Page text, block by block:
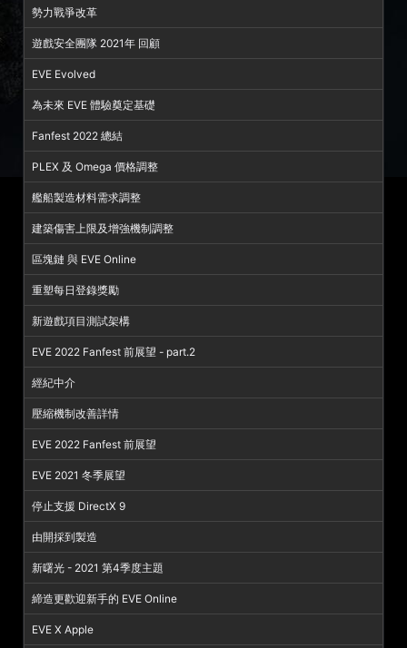
勢力戰爭改革
遊戲安全團隊 2021年 回顧
EVE Evolved
為未來 EVE 體驗奠定基礎
Fanfest 2022 總結
PLEX 及 Omega 價格調整
艦船製造材料需求調整
建築傷害上限及增強機制調整
區塊鏈 與 EVE Online
重塑每日登錄獎勵
新遊戲項目測試架構
EVE 2022 Fanfest 前展望 - part.2
經紀中介
壓縮機制改善詳情
EVE 2022 Fanfest 前展望
EVE 2021 冬季展望
停止支援 DirectX 9
由開採到製造
新曙光 - 2021 第4季度主題
締造更歡迎新手的 EVE Online
EVE X Apple